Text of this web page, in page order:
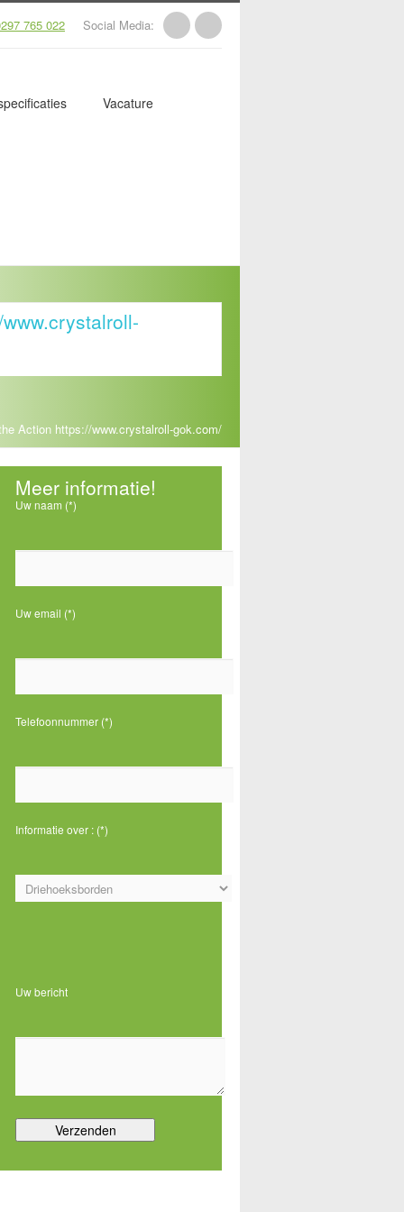
Social Media:
765 022
Vacature
Action https://www.crystalroll-gok.com/
Meer informatie!
Uw naam (*)
Uw email (*)
Telefoonnummer (*)
Informatie over : (*)
Uw bericht